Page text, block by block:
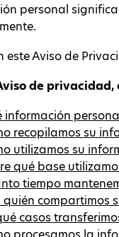
personal
este Aviso de
de privacidad,
información
recopilamos su
utilizamos su
qué base
tiempo
quién compartimos
casos